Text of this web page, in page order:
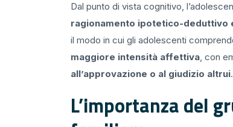
Dal punto di vista cognitivo,
ragionamento ipotetico-deduttivo
il modo in cui gli adolescenti
maggiore intensità affettiva, con
all’approvazione o al giudizio altrui.
L’importanza del